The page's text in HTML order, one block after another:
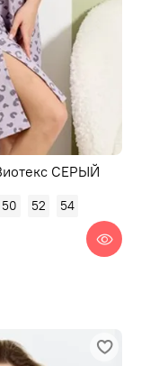
СЕРЫЙ
50 52
54